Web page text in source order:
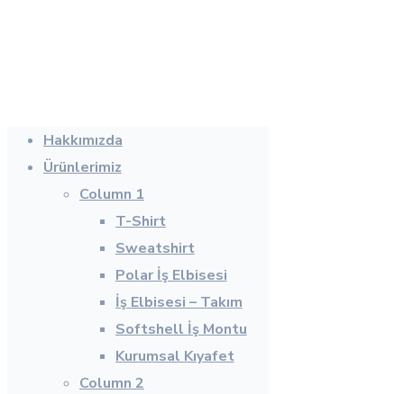
Hakkımızda
Ürünlerimiz
Column 1
T-Shirt
Sweatshirt
Polar İş Elbisesi
İş Elbisesi – Takım
Softshell İş Montu
Kurumsal Kıyafet
Column 2